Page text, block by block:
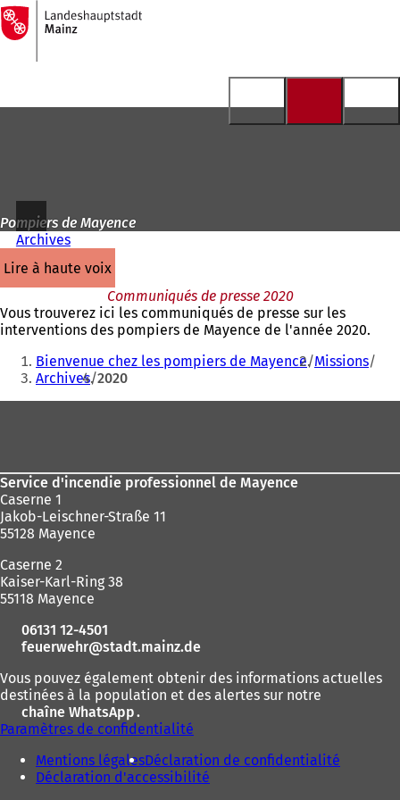
Accéder au contenu
Vers
la
page
d'accueil
Pompiers de Mayence
Archives
lire à haute voix
Communiqués de presse 2020
Vous trouverez ici les communiqués de presse sur les
interventions des pompiers de Mayence de l'année 2020.
Vous
êtes
ici
Bienvenue chez les pompiers de Mayence Missions
Archives 2020
Service d'incendie professionnel de Mayence
Caserne 1
Jakob-Leischner-Straße 11
55128 Mayence
Caserne 2
Kaiser-Karl-Ring 38
55118 Mayence
06131 12-4501
feuerwehr
stadt.mainz de
Vous pouvez également obtenir des informations actuelles
destinées à la population et des alertes sur notre
chaîne WhatsApp(
S
o
u
.
Paramètres de confidentialité
Mentions légalesDéclaration de confidentialité
Déclaration d'accessibilité